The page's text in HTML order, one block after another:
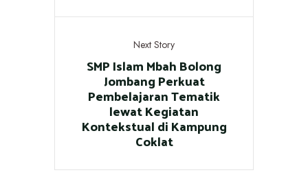
Next Story
SMP Islam Mbah Bolong
Jombang Perkuat
Pembelajaran Tematik
lewat Kegiatan
Kontekstual di Kampung
Coklat